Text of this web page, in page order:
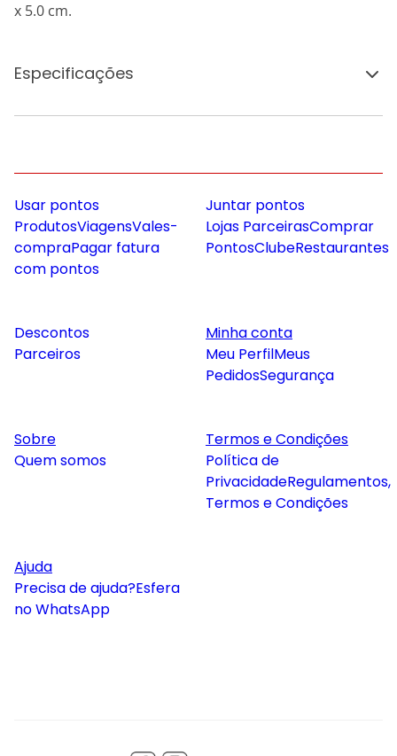
x 5.0 cm.
Especificações
Usar pontos
ProdutosViagensVales-
compraPagar fatura
com pontos
Juntar pontos
Lojas ParceirasComprar
PontosClubeRestaurantes
Descontos
Parceiros
Minha conta
Meu PerfilMeus
PedidosSegurança
Sobre
Quem somos
Termos e Condições
Política de
PrivacidadeRegulamentos,
Termos e Condições
Ajuda
Precisa de ajuda?Esfera
no WhatsApp